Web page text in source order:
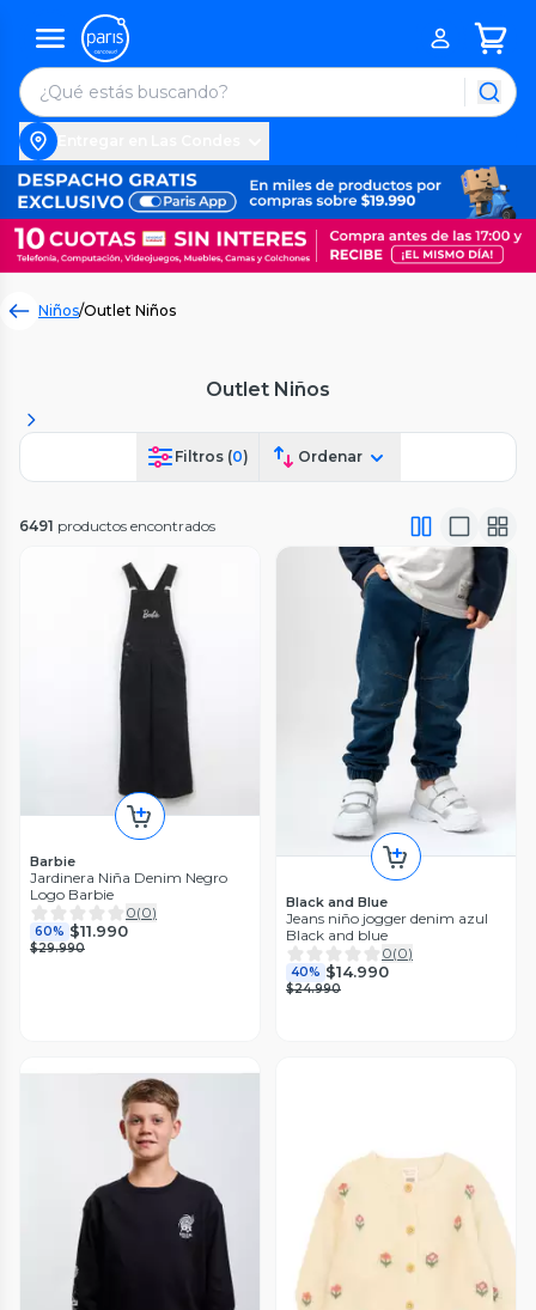
Niños/Outlet Niños
Outlet Niños
Filtros (0) Ordenar
6491 productos encontrados
Barbie
Jardinera Niña Denim Negro
Logo Barbie
0(0)
60% $11.990
$29.990
Black and Blue
Jeans niño jogger denim azul
Black and blue
0(0)
40% $14.990
$24.990